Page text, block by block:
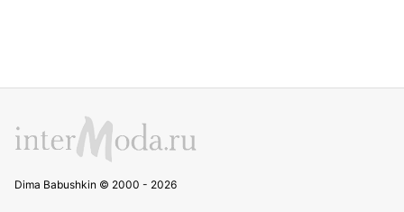
Dima Babushkin © 2000 - 2026